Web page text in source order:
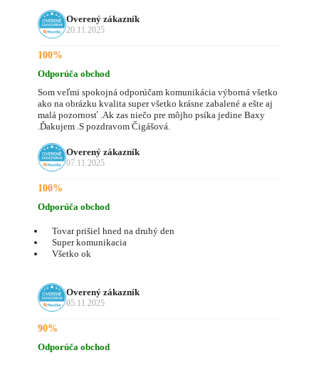
Overený zákazník
20.11.2025
100%
Odporúča obchod
Som veľmi spokojná odporúčam komunikácia výborná všetko
ako na obrázku kvalita super všetko krásne zabalené a ešte aj
malá pozornosť .Ak zas niečo pre môjho psíka jedine Baxy
.Ďakujem .S pozdravom Čigášová.
Overený zákazník
07.11.2025
100%
Odporúča obchod
Tovar prišiel hned na druhý den
Super komunikacia
Všetko ok
Overený zákazník
05.11.2025
90%
Odporúča obchod